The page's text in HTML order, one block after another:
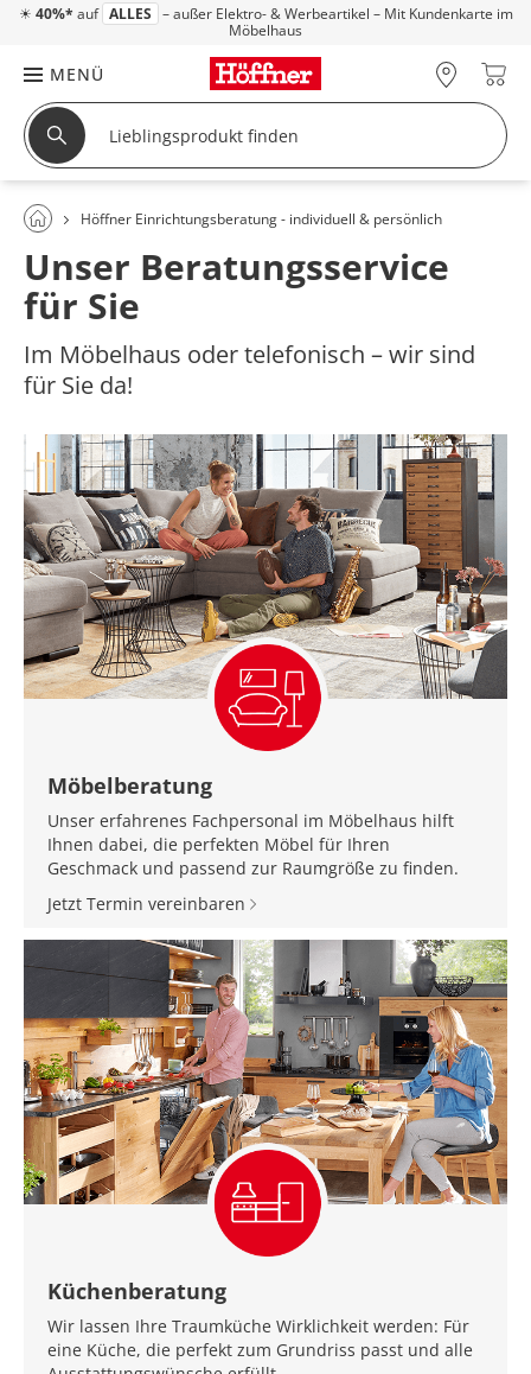
☀ 40%* auf ALLES – außer Elektro- & Werbeartikel – Mit Kundenkarte im
Möbelhaus
MENÜ
Höffner Einrichtungsberatung - individuell & persönlich
Unser Beratungsservice
für Sie
Im Möbelhaus oder telefonisch – wir sind
für Sie da!
Möbelberatung
Unser erfahrenes Fachpersonal im Möbelhaus hilft
Ihnen dabei, die perfekten Möbel für Ihren
Geschmack und passend zur Raumgröße zu finden.
Jetzt Termin vereinbaren
Küchenberatung
Wir lassen Ihre Traumküche Wirklichkeit werden: Für
eine Küche, die perfekt zum Grundriss passt und alle